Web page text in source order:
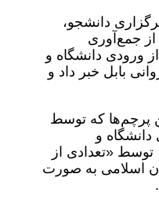
نیز خبرگزاری دانشجو،
از جمع‌آوری
ورودی دانشگاه و
بابل خبر داد و
پرچم‌ها که توسط
و
«تعدادی از
اسلامی به صورت